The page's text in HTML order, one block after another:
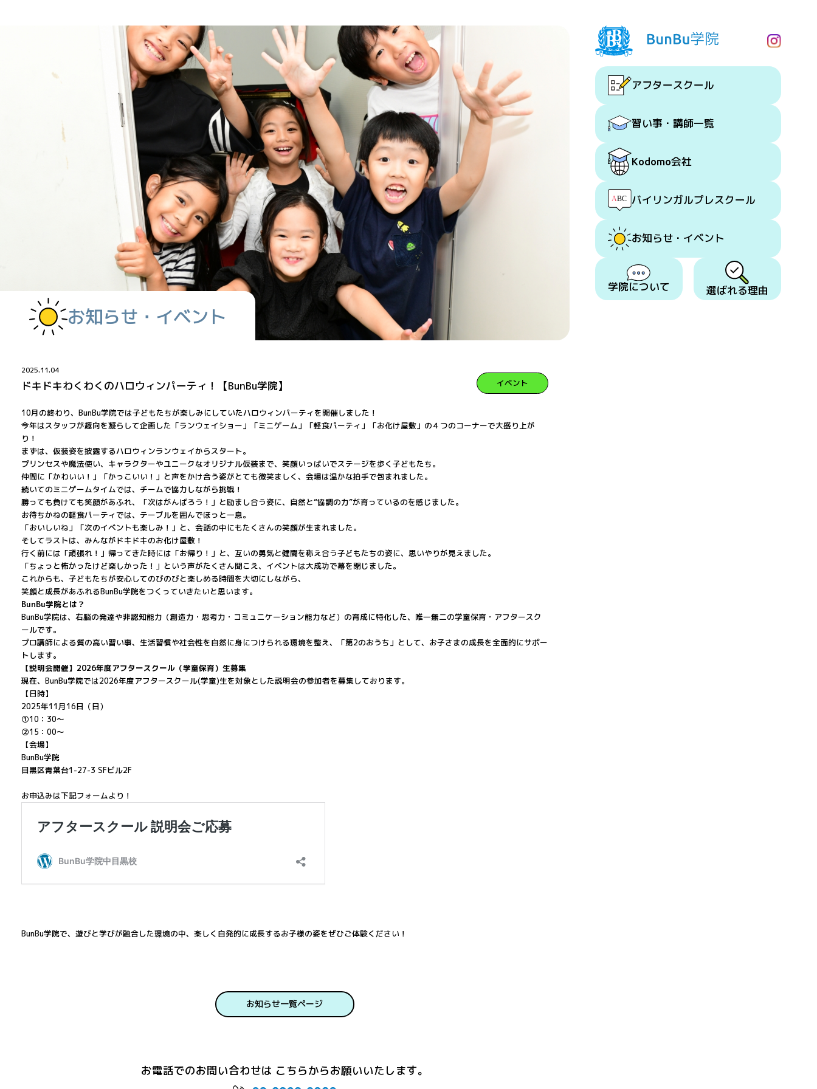
アフタースクール
習い事・講師一覧
Kodomo会社
バイリンガルプレスクール
お知らせ・イベント
学院について 選ばれる理由
お知らせ・イベント
2025.11.04
ドキドキわくわくのハロウィンパーティ！【BunBu学院】 イベント
10月の終わり、BunBu学院では子どもたちが楽しみにしていたハロウィンパーティを開催しました！
今年はスタッフが趣向を凝らして企画した「ランウェイショー」「ミニゲーム」「軽食パーティ」「お化け屋敷」の４つのコーナーで大盛り上が
り！
まずは、仮装姿を披露するハロウィンランウェイからスタート。
プリンセスや魔法使い、キャラクターやユニークなオリジナル仮装まで、笑顔いっぱいでステージを歩く子どもたち。
仲間に「かわいい！」「かっこいい！」と声をかけ合う姿がとても微笑ましく、会場は温かな拍手で包まれました。
続いてのミニゲームタイムでは、チームで協力しながら挑戦！
勝っても負けても笑顔があふれ、「次はがんばろう！」と励まし合う姿に、自然と“協調の力”が育っているのを感じました。
お待ちかねの軽食パーティでは、テーブルを囲んでほっと一息。
「おいしいね」「次のイベントも楽しみ！」と、会話の中にもたくさんの笑顔が生まれました。
そしてラストは、みんながドキドキのお化け屋敷！
行く前には「頑張れ！」帰ってきた時には「お帰り！」と、互いの勇気と健闘を称え合う子どもたちの姿に、思いやりが見えました。
「ちょっと怖かったけど楽しかった！」という声がたくさん聞こえ、イベントは大成功で幕を閉じました。
これからも、子どもたちが安心してのびのびと楽しめる時間を大切にしながら、
笑顔と成長があふれるBunBu学院をつくっていきたいと思います。
BunBu学院とは？
BunBu学院は、右脳の発達や非認知能力（創造力・思考力・コミュニケーション能力など）の育成に特化した、唯一無二の学童保育・アフタースク
ールです。
プロ講師による質の高い習い事、生活習慣や社会性を自然に身につけられる環境を整え、「第2のおうち」として、お子さまの成長を全面的にサポー
トします。
【説明会開催】2026年度アフタースクール（学童保育）生募集
現在、BunBu学院では2026年度アフタースクール(学童)生を対象とした説明会の参加者を募集しております。
【日時】
2025年11月16日（日）
①10：30～
②15：00～
【会場】
BunBu学院
目黒区青葉台1-27-3 SFビル2F
お申込みは下記フォームより！
BunBu学院で、遊びと学びが融合した環境の中、楽しく自発的に成長するお子様の姿をぜひご体験ください！
お知らせ一覧ページ
お電話でのお問い合わせは こちらからお願いいたします。